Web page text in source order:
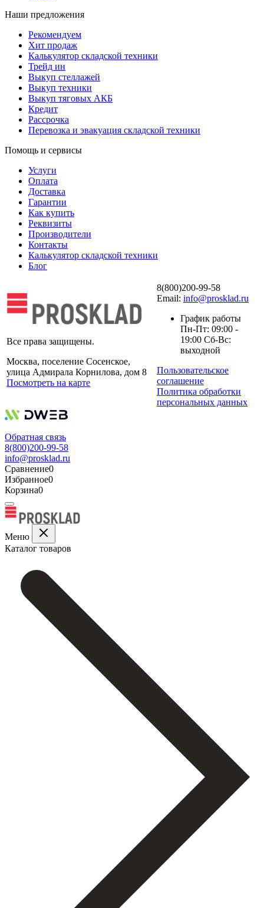
Наши предложения
Рекомендуем
Хит продаж
Калькулятор складской техники
Трейд ин
Выкуп стеллажей
Выкуп техники
Выкуп тяговых АКБ
Кредит
Рассрочка
Перевозка и эвакуация складской техники
Помощь и сервисы
Услуги
Оплата
Доставка
Гарантии
Как купить
Реквизиты
Производители
Контакты
Калькулятор складской техники
Блог
Все права защищены.
Москва, поселение Сосенское,
улица Адмирала Корнилова, дом 8
Посмотреть на карте
8(800)200-99-58
Email: info@prosklad.ru
График работы
Пн-Пт: 09:00 -
19:00 Сб-Вс:
выходной
Пользовательское
соглашение
Политика обработки
персональных данных
Обратная связь
8(800)200-99-58
info@prosklad.ru
Сравнение0
Избранное0
Корзина0
Меню
Каталог товаров